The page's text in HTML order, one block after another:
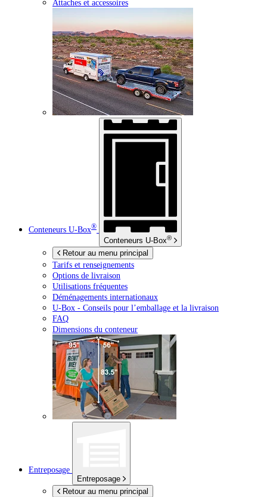
Attaches et accessoires
Conteneurs U-Box®
Conteneurs U-Box®
Retour au menu principal
Tarifs et renseignements
Options de livraison
Utilisations fréquentes
Déménagements internationaux
U-Box - Conseils pour l’emballage et la livraison
FAQ
Dimensions du conteneur
Entreposage
Entreposage
Retour au menu principal